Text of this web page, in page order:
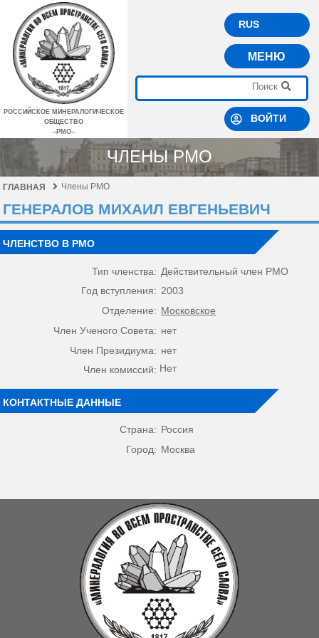
РОССИЙСКОЕ МИНЕРАЛОГИЧЕСКОЕ
ОБЩЕСТВО
–РМО–
RUS
МЕНЮ
ВОЙТИ
ЧЛЕНЫ РМО
ГЛАВНАЯ Члены РМО
ГЕНЕРАЛОВ МИХАИЛ ЕВГЕНЬЕВИЧ
ЧЛЕНСТВО В РМО
Тип членства: Действительный член РМО
Год вступления: 2003
Отделение: Московское
Член Ученого Совета: нет
Член Президиума: нет
Член комиссий: Нет
КОНТАКТНЫЕ ДАННЫЕ
Страна: Россия
Город: Москва